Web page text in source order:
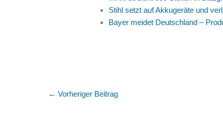
Stihl setzt auf Akkugeräte und
Bayer meidet Deutschland –
← Vorheriger Beitrag